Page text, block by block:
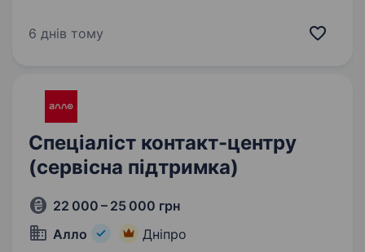
Забезпечення роботи IT-систем. Умови роботи:
6 днів тому
Спеціаліст контакт-центру
(сервісна підтримка)
22 000 – 25 000 грн
Алло
Дніпро